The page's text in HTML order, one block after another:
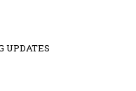
UPDATES